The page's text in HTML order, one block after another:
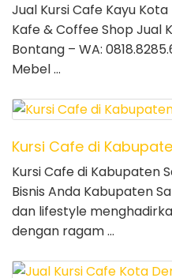
Jual Kursi Cafe Kayu
Kafe & Coffee Shop Jual
Bontang – WA:
Mebel …
Kursi Cafe di
Kursi Cafe di Kabupaten
Bisnis Anda Kabupaten
dan lifestyle
dengan ragam …